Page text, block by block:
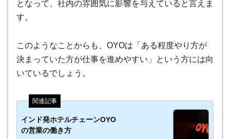
となって、社内の雰囲気に影響を与えていると言えま
す。
このようなことからも、 OYOは「ある程度やり方が
決まっていた方が仕事を進めやすい」という方には向
いているでしょう 。
インド発ホテルチェーンOYO
の営業の働き方